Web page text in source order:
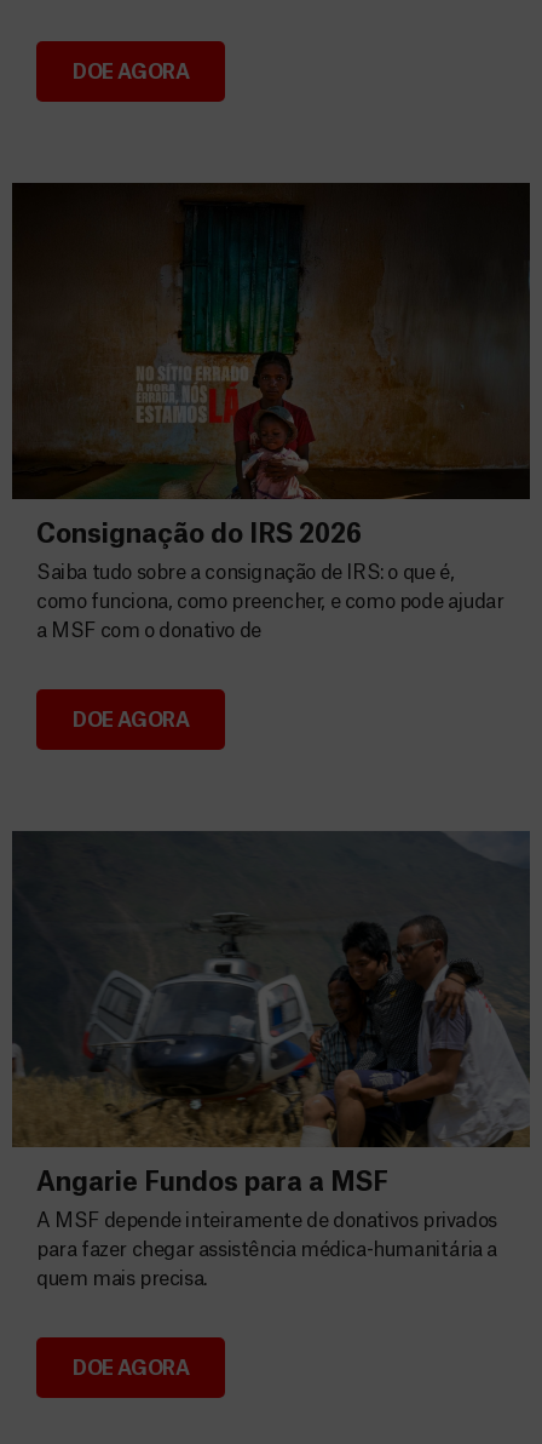
Donativos
DOE AGORA
Consignação do IRS 2026
Consignação do IRS 2026
Saiba tudo sobre a consignação de IRS: o que é,
como funciona, como preencher, e como pode ajudar
a MSF com o donativo de
DOE AGORA
Angarie Fundos para a MSF
Angarie Fundos para a MSF
A MSF depende inteiramente de donativos privados
para fazer chegar assistência médica-humanitária a
quem mais precisa.
DOE AGORA